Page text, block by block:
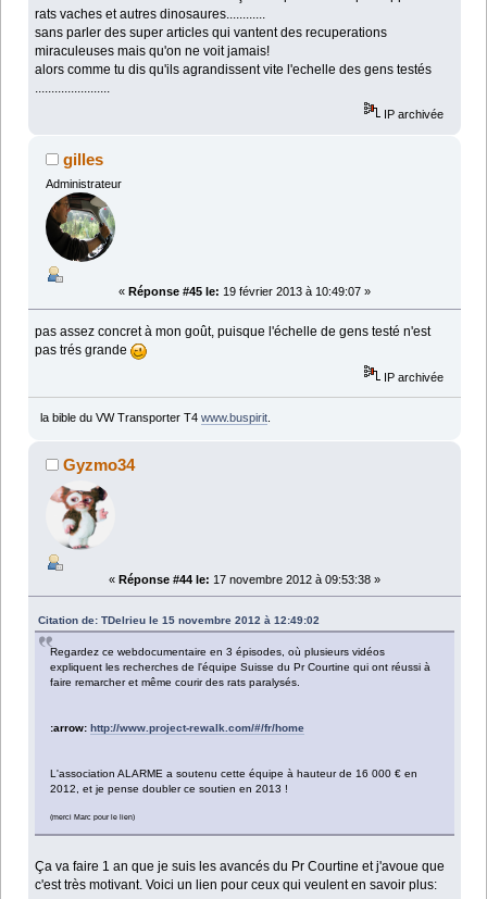
rats vaches et autres dinosaures............
sans parler des super articles qui vantent des recuperations
miraculeuses mais qu'on ne voit jamais!
alors comme tu dis qu'ils agrandissent vite l'echelle des gens testés
.......................
IP archivée
gilles
Administrateur
« Réponse #45 le: 19 février 2013 à 10:49:07 »
pas assez concret à mon goût, puisque l'échelle de gens testé n'est
pas trés grande
IP archivée
la bible du VW Transporter T4 www.buspirit.
Gyzmo34
« Réponse #44 le: 17 novembre 2012 à 09:53:38 »
Citation de: TDelrieu le 15 novembre 2012 à 12:49:02
Regardez ce webdocumentaire en 3 épisodes, où plusieurs vidéos
expliquent les recherches de l'équipe Suisse du Pr Courtine qui ont réussi à
faire remarcher et même courir des rats paralysés.
:arrow:http://www.project-rewalk.com/#/fr/home
L'association ALARME a soutenu cette équipe à hauteur de 16 000 € en
2012, et je pense doubler ce soutien en 2013 !
(merci Marc pour le lien)
Ça va faire 1 an que je suis les avancés du Pr Courtine et j'avoue que
c'est très motivant. Voici un lien pour ceux qui veulent en savoir plus: